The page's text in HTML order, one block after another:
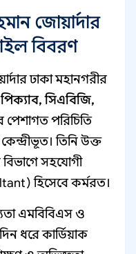
জোয়ার্দার
বিবরণ
ঢাকা মহানগরীর
সিএবিজি,
পেশাগত পরিচিতি
তিনি উক্ত
বিভাগে সহযোগী
হিসেবে কর্মরত।
এমবিবিএস ও
ধরে কার্ডিয়াক